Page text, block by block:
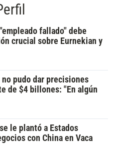
fallado" debe
crucial sobre Eurnekian y
no pudo dar precisiones
de $4 billones: "En algún
le plantó a Estados
con China en Vaca